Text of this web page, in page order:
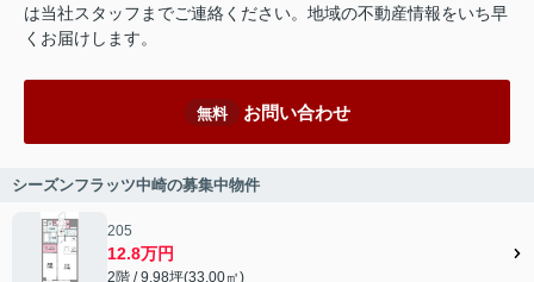
は当社スタッフまでご連絡ください。地域の不動産情報をいち早
くお届けします。
無料 お問い合わせ
シーズンフラッツ中崎の募集中物件
205
12.8万円
2階 / 9.98坪(33.00㎡)